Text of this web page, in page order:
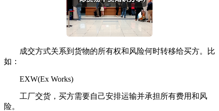
成交方式关系到货物的所有权和风险何时转移给买方。比
如：
EXW(Ex Works)
工厂交货，买方需要自己安排运输并承担所有费用和风
险。